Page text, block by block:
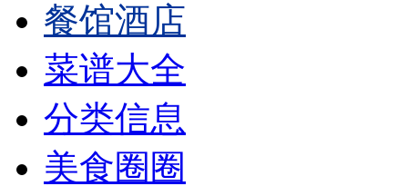
餐馆酒店
菜谱大全
分类信息
美食圈圈